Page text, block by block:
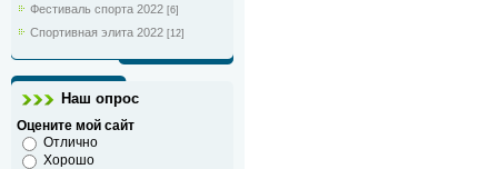
Фестиваль спорта 2022 [6]
Спортивная элита 2022 [12]
Наш опрос
Оцените мой сайт
Отлично
Хорошо